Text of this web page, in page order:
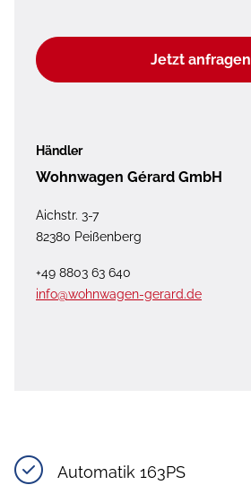
Jetzt anfragen
Händler
Wohnwagen Gérard GmbH
Aichstr. 3-7
82380 Peißenberg
+49 8803 63 640
info@wohnwagen-gerard.de
Automatik 163PS